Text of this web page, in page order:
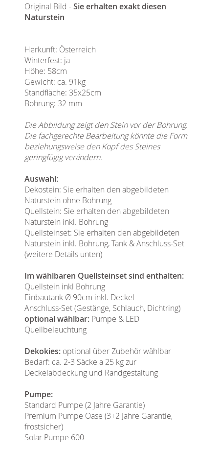
Original Bild -Sie erhalten exakt diesen
Naturstein
Herkunft: Österreich
Winterfest: ja
Höhe: 58cm
Gewicht: ca. 91kg
Standfläche: 35x25cm
Bohrung: 32 mm
Die Abbildung zeigt den Stein vor der Bohrung.
Die fachgerechte Bearbeitung könnte die Form
beziehungsweise den Kopf des Steines
geringfügig verändern.
Auswahl:
Dekostein: Sie erhalten den abgebildeten
Naturstein ohne Bohrung
Quellstein: Sie erhalten den abgebildeten
Naturstein inkl. Bohrung
Quellsteinset: Sie erhalten den abgebildeten
Naturstein inkl. Bohrung, Tank & Anschluss-Set
(weitere Details unten)
Im wählbaren Quellsteinset sind enthalten:
Quellstein inkl Bohrung
Einbautank Ø 90cm inkl. Deckel
Anschluss-Set (Gestänge, Schlauch, Dichtring)
optional wählbar: Pumpe & LED
Quellbeleuchtung
Dekokies: optional über Zubehör wählbar
Bedarf: ca. 2-3 Säcke a 25 kg zur
Deckelabdeckung und Randgestaltung
Pumpe:
Standard Pumpe (2 Jahre Garantie)
Premium Pumpe Oase (3+2 Jahre Garantie,
frostsicher)
Solar Pumpe 600